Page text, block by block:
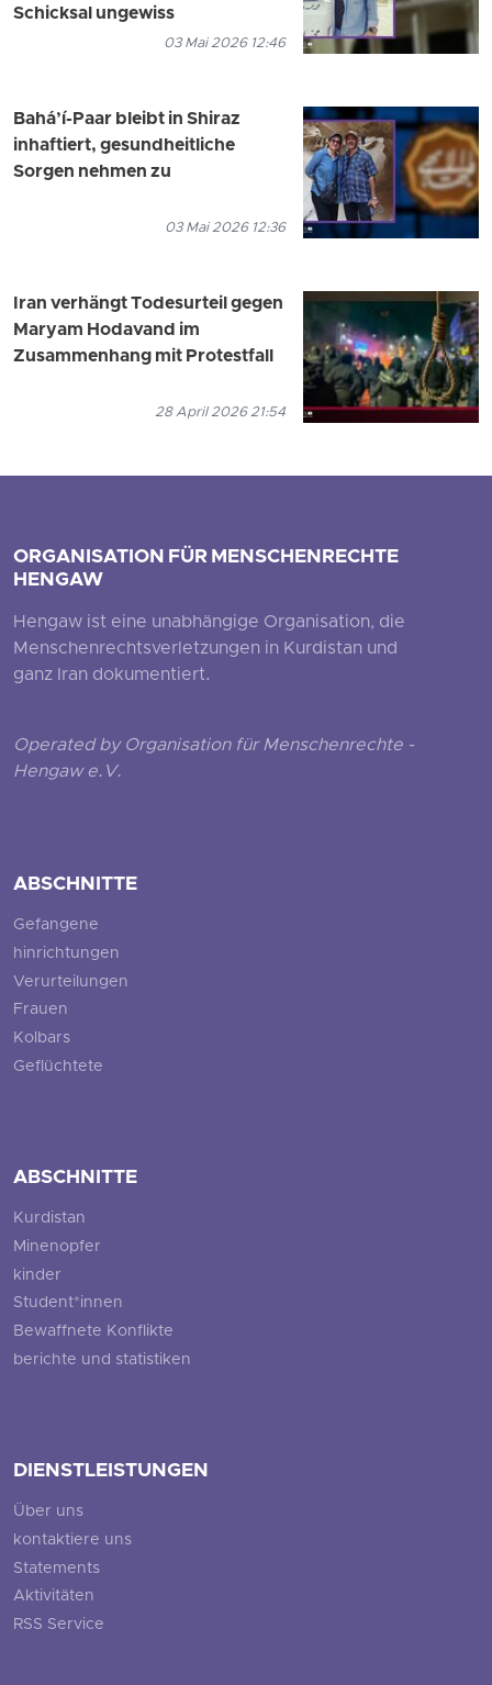
Schicksal ungewiss
03 Mai 2026 12:46
Bahá’í-Paar bleibt in Shiraz
inhaftiert, gesundheitliche
Sorgen nehmen zu
03 Mai 2026 12:36
Iran verhängt Todesurteil gegen
Maryam Hodavand im
Zusammenhang mit Protestfall
28 April 2026 21:54
ORGANISATION FÜR MENSCHENRECHTE
HENGAW
Hengaw ist eine unabhängige Organisation, die
Menschenrechtsverletzungen in Kurdistan und
ganz Iran dokumentiert.
Operated by Organisation für Menschenrechte -
Hengaw e.V.
ABSCHNITTE
Gefangene
hinrichtungen
Verurteilungen
Frauen
Kolbars
Geflüchtete
ABSCHNITTE
Kurdistan
Minenopfer
kinder
Student*innen
Bewaffnete Konflikte
berichte und statistiken
DIENSTLEISTUNGEN
Über uns
kontaktiere uns
Statements
Aktivitäten
RSS Service